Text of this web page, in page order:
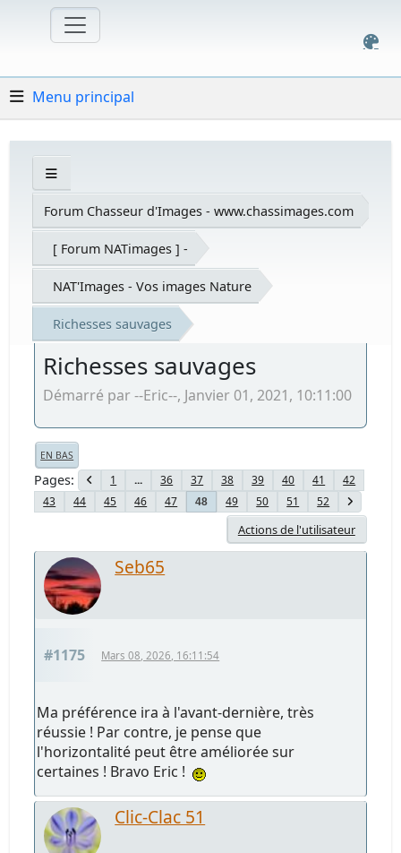
Menu principal
Forum Chasseur d'Images - www.chassimages.com
[ Forum NATimages ] -
NAT'Images - Vos images Nature
Richesses sauvages
Richesses sauvages
Démarré par --Eric--, Janvier 01, 2021, 10:11:00
EN BAS
Pages 1 ... 36 37 38 39 40 41
42
43
44 45 46 47 48 49 50 51 52
Actions de l'utilisateur
Seb65
#1175 Mars 08, 2026, 16:11:54
Ma préférence ira à l'avant-dernière, très
réussie ! Par contre, je pense que
l'horizontalité peut être améliorée sur
certaines ! Bravo Eric !
Clic-Clac 51